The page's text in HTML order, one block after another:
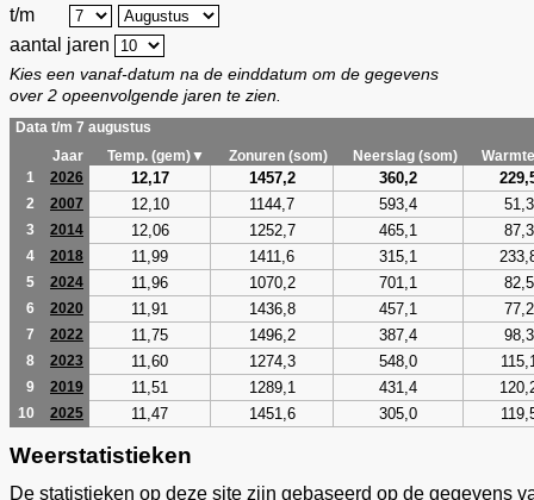
t/m
aantal jaren
Kies een vanaf-datum na de einddatum om de gegevens
over 2 opeenvolgende jaren te zien.
Data t/m 7 augustus
Jaar
Temp. (gem)▼ Zonuren (som) Neerslag (som)
1
2026 12,17 1457,2 360,2
2 2007 12,10 1144,7 593,4 51,3
3 2014 12,06 1252,7 465,1 87,3
4 2018 11,99 1411,6 315,1
5 2024 11,96 1070,2 701,1 82,5
6 2020 11,91 1436,8 457,1 77,2
7 2022 11,75 1496,2 387,4 98,3
8 2023 11,60 1274,3 548,0
9 2019 11,51 1289,1 431,4
10 2025 11,47 1451,6 305,0
Weerstatistieken
De statistieken op deze site zijn gebaseerd op de gegevens